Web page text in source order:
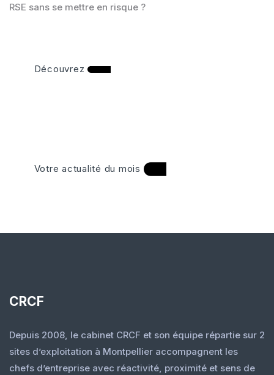
RSE sans se mettre en risque ?
Découvrez
Votre actualité du mois
CRCF
Depuis 2008, le cabinet CRCF et son équipe répartie sur 2
sites d’exploitation à Montpellier accompagnent les
chefs d’entreprise avec réactivité, proximité et sens de